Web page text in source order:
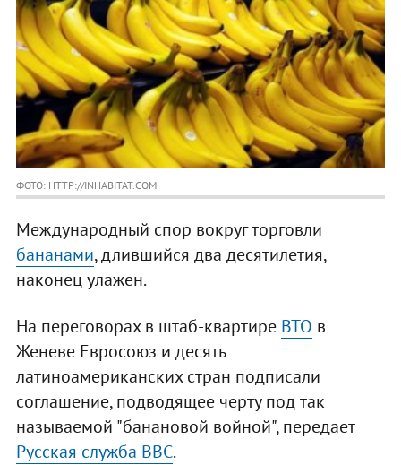
ФОТО: HTTP://INHABITAT.COM
Международный спор вокруг торговли
бананами, длившийся два десятилетия,
наконец улажен.
На переговорах в штаб-квартире ВТО в
Женеве Евросоюз и десять
латиноамериканских стран подписали
соглашение, подводящее черту под так
называемой "банановой войной", передает
Русская служба ВВС.